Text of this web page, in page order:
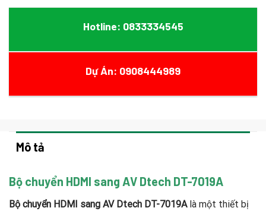
Hotline: 0833334545
Dự Án: 0908444989
Mô tả
Bộ chuyển HDMI sang AV Dtech DT-7019A
Bộ chuyển HDMI sang AV Dtech DT-7019Alà một thiết bị